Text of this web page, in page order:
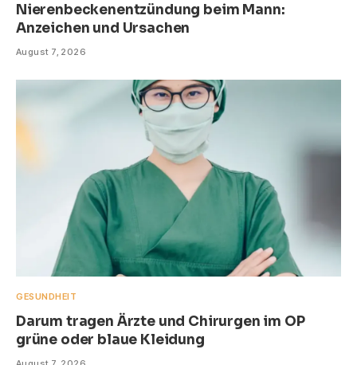
Nierenbeckenentzündung beim Mann:
Anzeichen und Ursachen
August 7, 2026
GESUNDHEIT
Darum tragen Ärzte und Chirurgen im OP
grüne oder blaue Kleidung